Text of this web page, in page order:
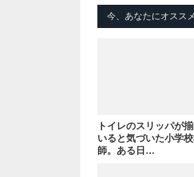
今、あなたにオスス
トイレのスリッパが
いると気づいた小学
師。ある日…